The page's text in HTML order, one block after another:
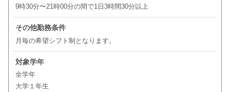
9時30分〜21時00分の間で1日3時間30分以上
その他勤務条件
月毎の希望シフト制となります。
対象学年
全学年
大学１年生